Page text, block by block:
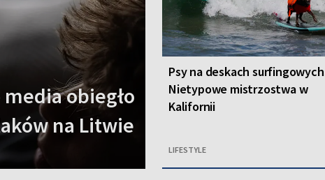
obiegło
na Litwie
Psy na deskach
Nietypowe mistrzostwa w
Kalifornii
LIFESTYLE